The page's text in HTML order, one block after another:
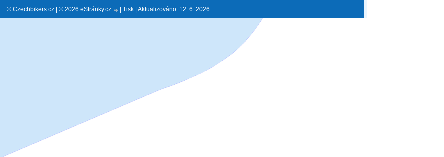
© Czechbikers.cz | © 2026 eStránky.cz Tisk Aktualizováno: 12. 6. 2026